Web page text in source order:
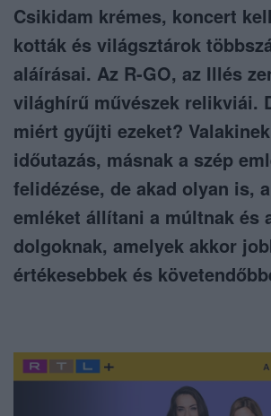
Csikidam krémes, koncert
kották és világsztárok
aláírásai. Az R-GO, az Illés
világhírű művészek relikviái.
miért gyűjti ezeket?
időutazás, másnak a szép
felidézése, de akad olyan is,
emléket állítani a múltnak és
dolgoknak, amelyek akkor
értékesebbek és